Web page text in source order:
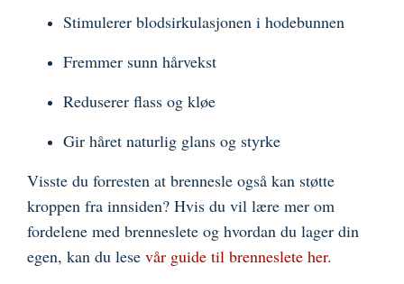
Stimulerer blodsirkulasjonen i hodebunnen
Fremmer sunn hårvekst
Reduserer flass og kløe
Gir håret naturlig glans og styrke
Visste du forresten at brennesle også kan støtte
kroppen fra innsiden? Hvis du vil lære mer om
fordelene med brenneslete og hvordan du lager din
egen, kan du lese vår guide til brenneslete her.